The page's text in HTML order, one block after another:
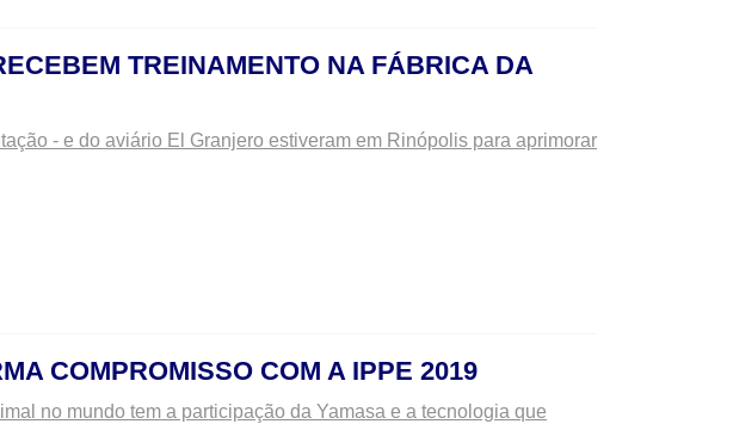
TREINAMENTO NA FÁBRICA DA
- e do aviário El Granjero estiveram em Rinópolis para aprimorar
COMPROMISSO COM A IPPE 2019
no mundo tem a participação da Yamasa e a tecnologia que